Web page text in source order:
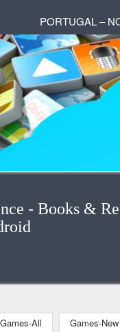
PORTUGAL –
- Books &
Games-All Games-New